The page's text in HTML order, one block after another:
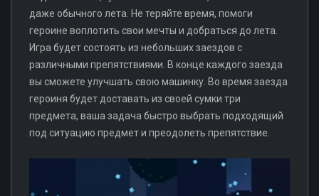
даже обычного лета. Не теряйте время, помоги
героине воплотить свои мечты и добраться до лета.
Игра будет состоять из небольших заездов с
различными препятствиями. В конце каждого заезда
вы сможете улучшать свою машинку. Во время заезда
героиня будет доставать из своей сумки три
предмета, ваша задача быстро выбрать подходящий
под ситуацию предмет и преодолеть препятствие.